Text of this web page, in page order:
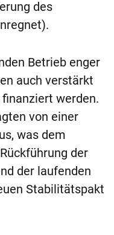
des
Betrieb enger
auch verstärkt
werden.
von einer
was dem
der
der laufenden
Stabilitätspakt